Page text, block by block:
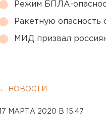
Режим БПЛА-
Ракетную опасность
МИД призвал
← НОВОСТИ
17 МАРТА 2020 В 15:47